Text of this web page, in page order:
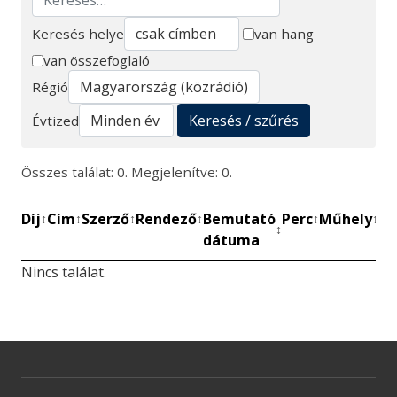
Keresés
Keresés helye
van hang
van összefoglaló
Régió
Évtized
Keresés / szűrés
Összes találat: 0. Megjelenítve: 0.
Díj↕Cím↕Szerző↕Rendező↕Bemutató
dátuma
↕
Perc↕Műhely↕
Nincs találat.